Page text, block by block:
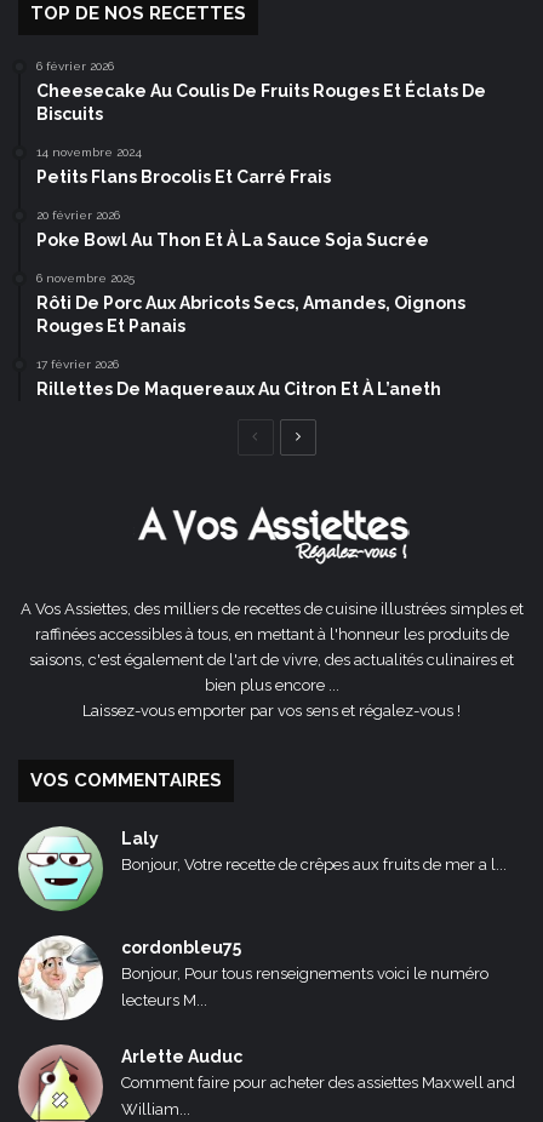
TOP DE NOS RECETTES
6 février 2026
Cheesecake Au Coulis De Fruits Rouges Et Éclats De
Biscuits
14 novembre 2024
Petits Flans Brocolis Et Carré Frais
20 février 2026
Poke Bowl Au Thon Et À La Sauce Soja Sucrée
6 novembre 2025
Rôti De Porc Aux Abricots Secs, Amandes, Oignons
Rouges Et Panais
17 février 2026
Rillettes De Maquereaux Au Citron Et À L’aneth
Page
A Vos Assiettes, des milliers de recettes de cuisine illustrées simples et
raffinées accessibles à tous, en mettant à l'honneur les produits de
saisons, c'est également de l'art de vivre, des actualités culinaires et
bien plus encore ...
Laissez-vous emporter par vos sens et régalez-vous !
VOS COMMENTAIRES
Laly
Bonjour, Votre recette de crêpes aux fruits de mer a l...
cordonbleu75
Bonjour, Pour tous renseignements voici le numéro
lecteurs M...
Arlette Auduc
Comment faire pour acheter des assiettes Maxwell and
William...